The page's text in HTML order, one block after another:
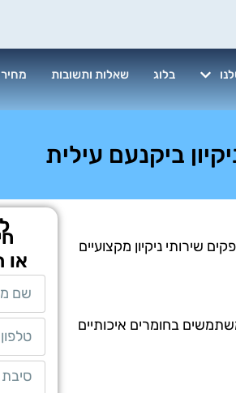
בלוג שאלות ותשובות
ביקנעם עילית
שירותי ניקיון מקצועיים
בחומרים איכותיים
או